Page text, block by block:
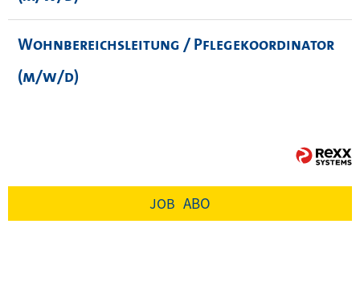
Wohnbereichsleitung / Pflegekoordinator
(m/w/d)
JOB ABO